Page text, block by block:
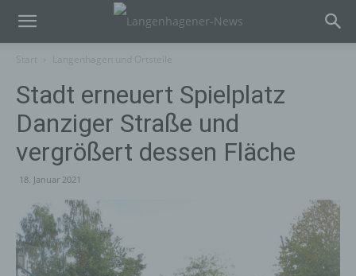
Stadt erneuert Spielplatz
Danziger Straße und
vergrößert dessen Fläche
18. Januar 2021